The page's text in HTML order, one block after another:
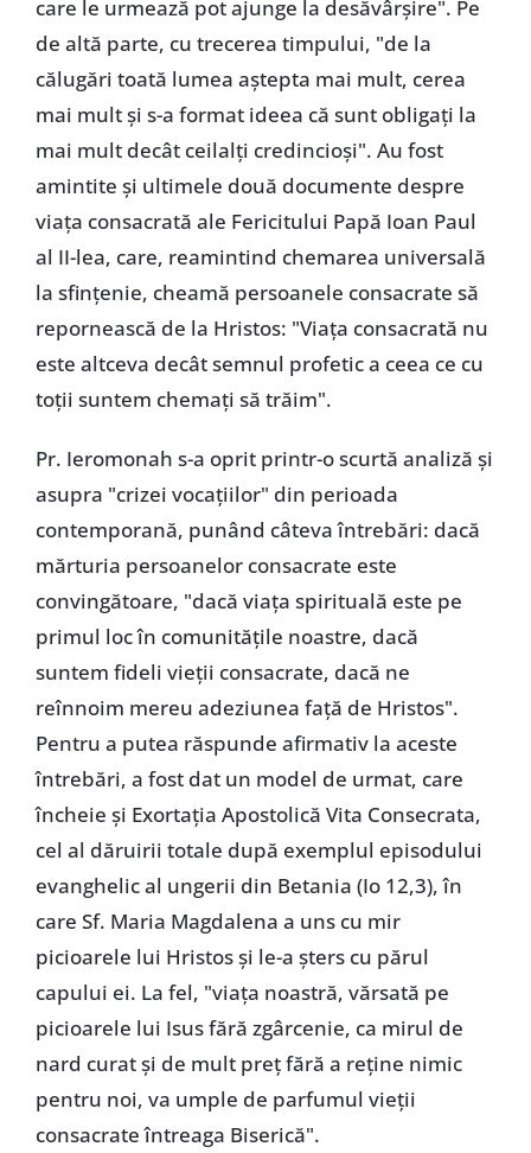
care le urmează pot ajunge la desăvârşire". Pe
de altă parte, cu trecerea timpului, "de la
călugări toată lumea aştepta mai mult, cerea
mai mult şi s-a format ideea că sunt obligaţi la
mai mult decât ceilalţi credincioşi". Au fost
amintite şi ultimele două documente despre
viaţa consacrată ale Fericitului Papă Ioan Paul
al II-lea, care, reamintind chemarea universală
la sfinţenie, cheamă persoanele consacrate să
repornească de la Hristos: "Viaţa consacrată nu
este altceva decât semnul profetic a ceea ce cu
toţii suntem chemaţi să trăim".
Pr. Ieromonah s-a oprit printr-o scurtă analiză şi
asupra "crizei vocaţiilor" din perioada
contemporană, punând câteva întrebări: dacă
mărturia persoanelor consacrate este
convingătoare, "dacă viaţa spirituală este pe
primul loc în comunităţile noastre, dacă
suntem fideli vieţii consacrate, dacă ne
reînnoim mereu adeziunea faţă de Hristos".
Pentru a putea răspunde afirmativ la aceste
întrebări, a fost dat un model de urmat, care
încheie şi Exortaţia Apostolică Vita Consecrata,
cel al dăruirii totale după exemplul episodului
evanghelic al ungerii din Betania (Io 12,3), în
care Sf. Maria Magdalena a uns cu mir
picioarele lui Hristos şi le-a şters cu părul
capului ei. La fel, "viaţa noastră, vărsată pe
picioarele lui Isus fără zgârcenie, ca mirul de
nard curat şi de mult preţ fără a reţine nimic
pentru noi, va umple de parfumul vieţii
consacrate întreaga Biserică".